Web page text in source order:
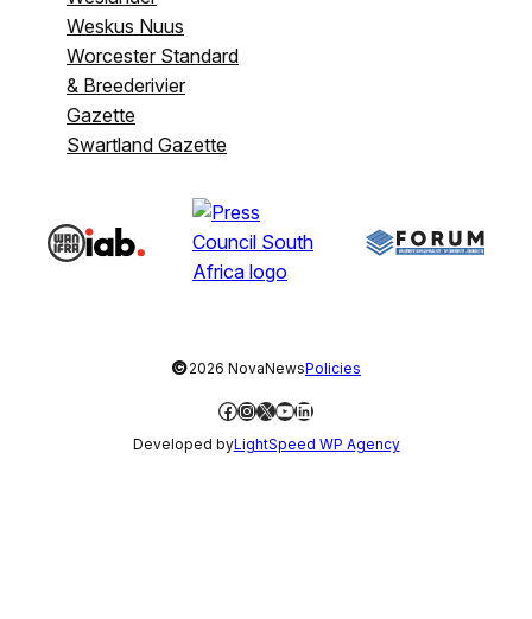
Weskus Nuus
Worcester Standard
& Breederivier
Gazette
Swartland Gazette
©2026 NovaNewsPolicies
Facebook
Instagram
X YouTube
LinkedIn
Developed byLightSpeed WP Agency